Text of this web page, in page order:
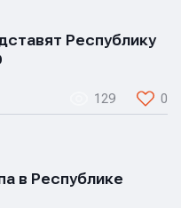
Республику
129 0
в Республике